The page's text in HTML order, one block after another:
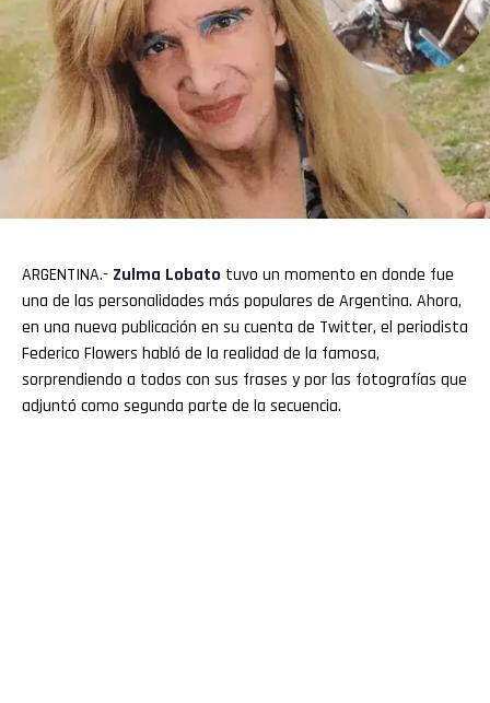
ARGENTINA.- Zulma Lobato tuvo un momento en donde fue
una de las personalidades más populares de Argentina. Ahora,
en una nueva publicación en su cuenta de Twitter, el periodista
Federico Flowers habló de la realidad de la famosa,
sorprendiendo a todos con sus frases y por las fotografías que
adjuntó como segunda parte de la secuencia.